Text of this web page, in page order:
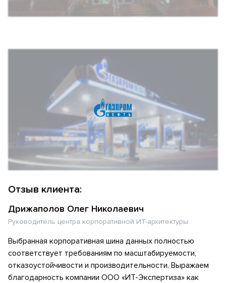
Отзыв клиента:
Дрижаполов Олег Николаевич
Руководитель центра корпоративной ИТ-архитектуры
Выбранная корпоративная шина данных полностью
соответствует требованиям по масштабируемости,
отказоустойчивости и производительности. Выражаем
благодарность компании ООО «ИТ-Экспертиза» как